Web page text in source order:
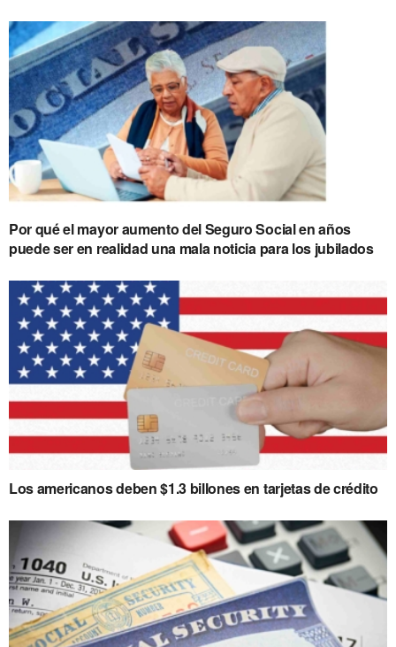
Por qué el mayor aumento del Seguro Social en años
puede ser en realidad una mala noticia para los jubilados
Los americanos deben $1.3 billones en tarjetas de crédito